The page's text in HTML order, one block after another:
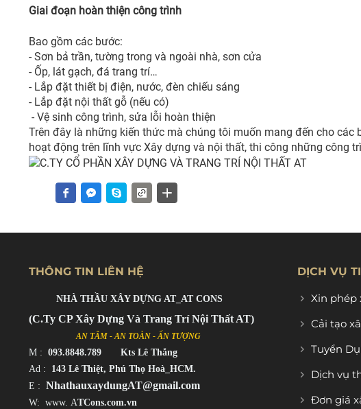
Giai đoạn hoàn thiện công trình
Bao gồm các bước:
- Sơn bả trần, tường trong và ngoài nhà, sơn cửa
- Ốp, lát gạch, đá trang trí…
- Lắp đặt thiết bị điện, nước, đèn chiếu sáng
- Lắp đặt nội thất gỗ (nếu có)
- Vệ sinh công trình, sửa lỗi hoàn thiện
Trên đây là những kiến thức mà chúng tôi muốn mang đến cho
hoạt động trên lĩnh vực Xây dựng và nội thất, thi công những công
THÔNG TIN LIÊN HỆ
NHÀ THẦU XÂY DỰNG AT_AT CONS
(C.Ty CP Xây Dựng Và Trang Trí Nội Thất AT)
AN TÂM - AN TOÀN - ẤN TƯỢNG
M : 093.8848.789 Kts Lê Thắng
Ad : 143 Lê Thiệt, Phú Thọ Hoà_HCM.
E : NhathauxaydungAT@gmail.com
W: www. ATCons.com.vn
DỊCH VỤ
Xin phép
Cải tạo
Tuyển
Dịch vụ
Đơn giá